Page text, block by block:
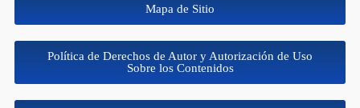
Mapa de Sitio
Política de Derechos de Autor y Autorización de Uso
Sobre los Contenidos